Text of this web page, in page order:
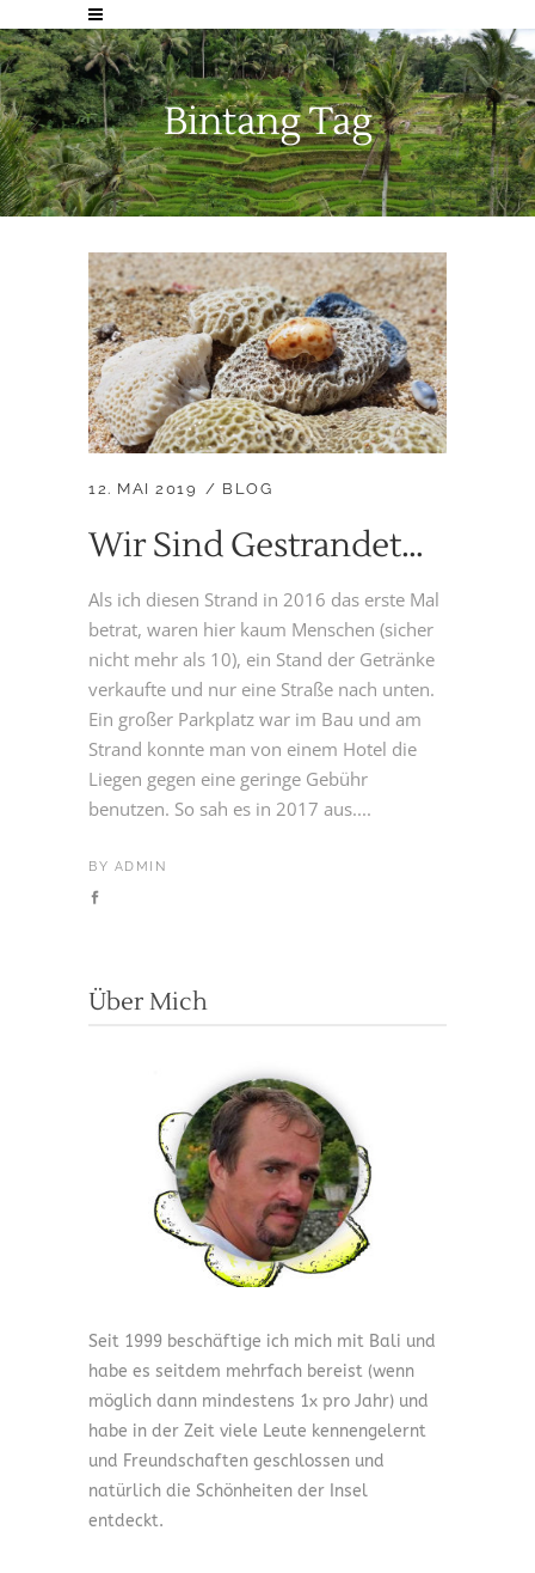
Bintang Tag
12. MAI 2019 BLOG
Wir Sind Gestrandet…
Als ich diesen Strand in 2016 das erste Mal
betrat, waren hier kaum Menschen (sicher
nicht mehr als 10), ein Stand der Getränke
verkaufte und nur eine Straße nach unten.
Ein großer Parkplatz war im Bau und am
Strand konnte man von einem Hotel die
Liegen gegen eine geringe Gebühr
benutzen. So sah es in 2017 aus....
BY ADMIN
Über Mich
Seit 1999 beschäftige ich mich mit Bali und
habe es seitdem mehrfach bereist (wenn
möglich dann mindestens 1x pro Jahr) und
habe in der Zeit viele Leute kennengelernt
und Freundschaften geschlossen und
natürlich die Schönheiten der Insel
entdeckt.